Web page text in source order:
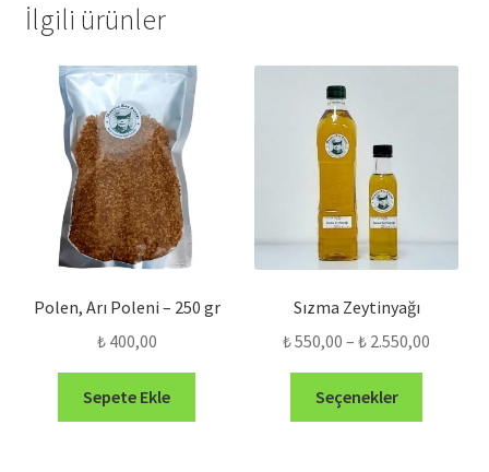
İlgili ürünler
Polen, Arı Poleni – 250 gr
₺400,00
Sepete Ekle
Sızma Zeytinyağı
₺550,00 –₺ 2.550,00
Seçenekler